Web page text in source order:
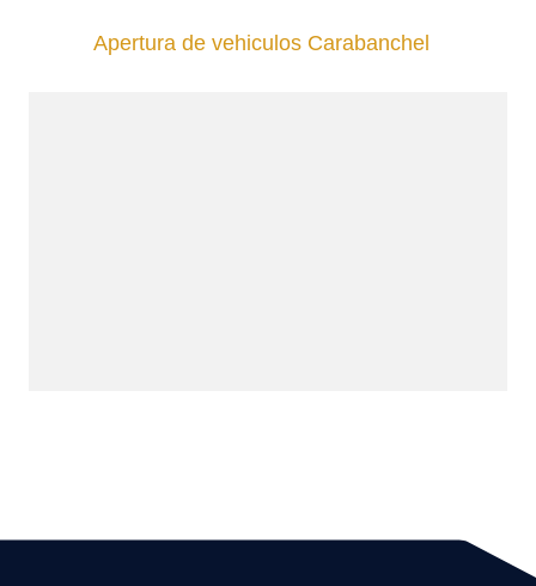
Apertura de vehiculos Carabanchel